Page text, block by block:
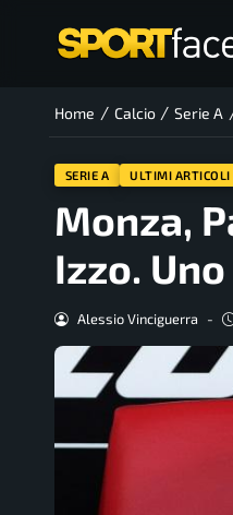
Home / Calcio / Serie A
SERIE A ULTIMI ARTICOLI
Monza,
Izzo.
Alessio Vinciguerra -